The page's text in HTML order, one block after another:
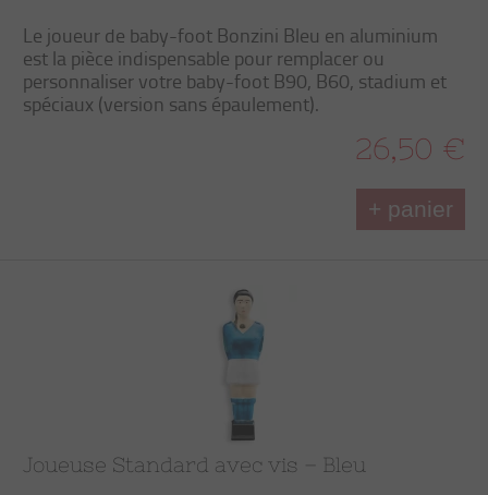
Le joueur de baby-foot Bonzini Bleu en aluminium
est la pièce indispensable pour remplacer ou
personnaliser votre baby-foot B90, B60, stadium et
spéciaux (version sans épaulement).
26,50 €
+ panier
Joueuse Standard avec vis – Bleu